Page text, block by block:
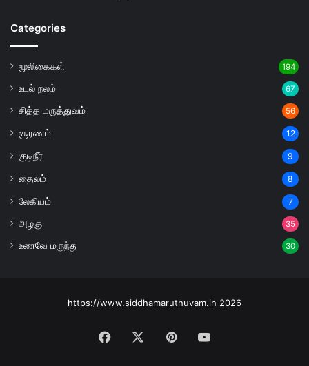
Categories
மூலிகைகள் 194
உடல் நலம் 67
சித்த மருத்துவம் 56
சூரணம் 12
குடிநீர் 9
தைலம் 8
லேகியம் 7
அழகு 35
உணவே மருந்து 30
https://www.siddhamaruthuvam.in 2026
Facebook Pinterest